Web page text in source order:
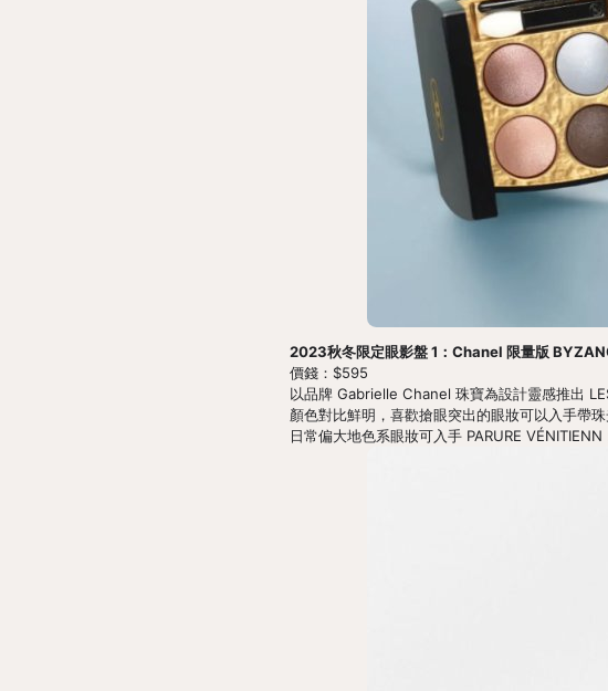
2023秋冬限定眼影盤 1：Chanel 限量版
價錢：$595
以品牌 Gabrielle Chanel 珠寶為設計靈感推出
顏色對比鮮明，喜歡搶眼突出的眼妝可以入手帶
日常偏大地色系眼妝可入手 PARURE VÉNITIENN